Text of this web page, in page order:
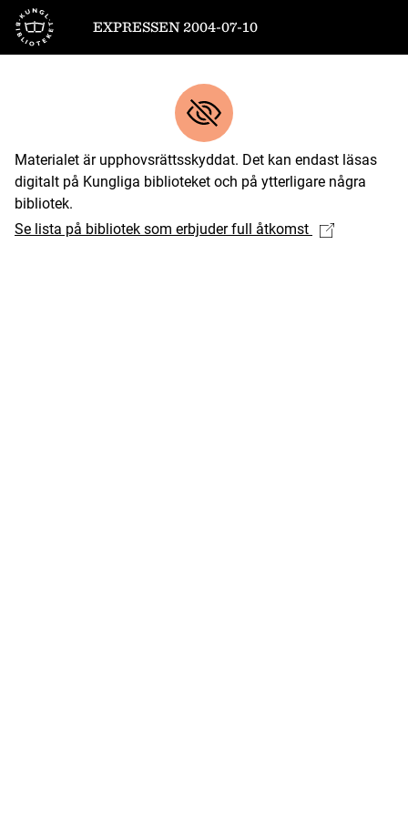
Till startsidan
EXPRESSEN 2004-07-10
Materialet är upphovsrättsskyddat. Det kan endast läsas
digitalt på Kungliga biblioteket och på ytterligare några
bibliotek.
Se lista på bibliotek som erbjuder full åtkomst